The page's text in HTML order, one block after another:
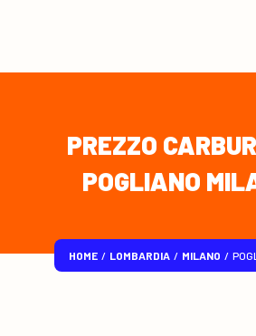
PREZZO
POGLIANO
HOME / LOMBARDIA / MILANO /